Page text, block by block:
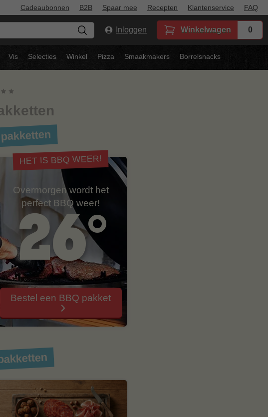
Cadeaubonnen B2B Spaar mee Recepten Klantenservice FAQ
Inloggen Winkelwagen 0
Vis Selecties Winkel Pizza Smaakmakers Borrelsnacks
HET IS BBQ WEER!
Overmorgen wordt het
perfect BBQ weer!
26°
Bestel een BBQ pakket